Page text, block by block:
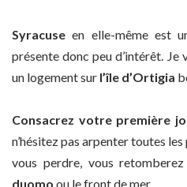
Syracuse en elle-même est
présente donc peu d’intérêt.
un logement sur l’île d’Ortigia
Consacrez votre première
n’hésitez pas arpenter toutes
vous perdre, vous
duomo ou le front de mer.